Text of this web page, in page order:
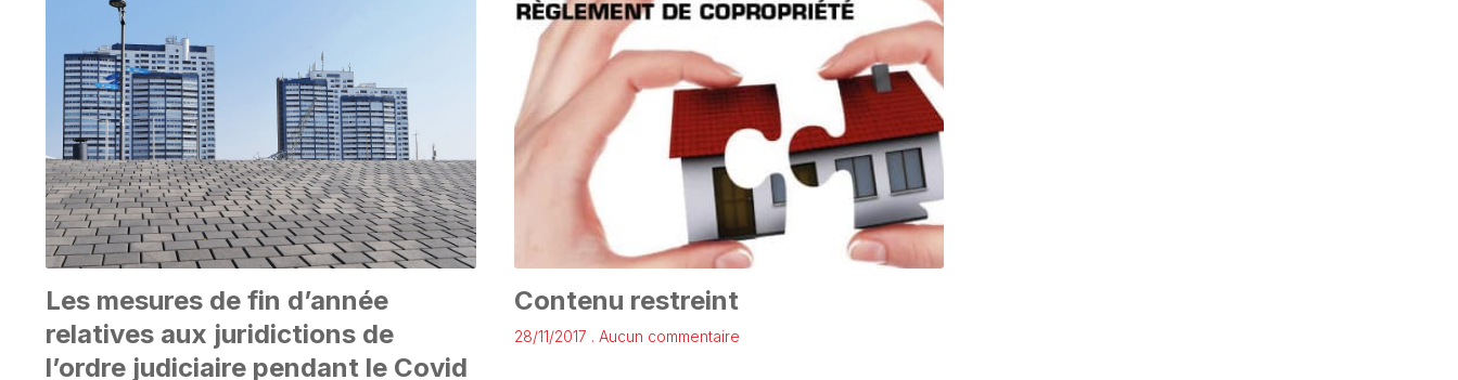
Les mesures de fin d’année
relatives aux juridictions de
l’ordre judiciaire pendant le Covid
Contenu restreint
28/11/2017 Aucun commentaire